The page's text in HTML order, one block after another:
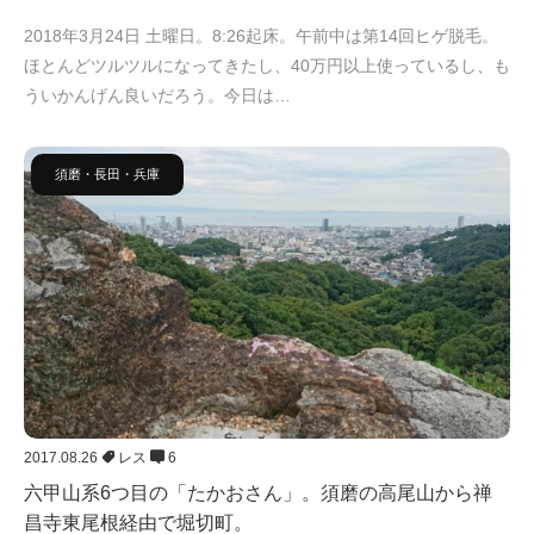
2018年3月24日 土曜日。8:26起床。午前中は第14回ヒゲ脱毛。
ほとんどツルツルになってきたし、40万円以上使っているし、も
ういかんげん良いだろう。今日は…
須磨・長田・兵庫
2017.08.26 レス 6
六甲山系6つ目の「たかおさん」。須磨の高尾山から禅
昌寺東尾根経由で堀切町。